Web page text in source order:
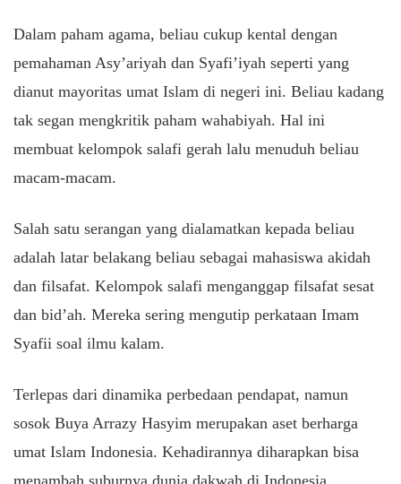
Dalam paham agama, beliau cukup kental dengan
pemahaman Asy’ariyah dan Syafi’iyah seperti yang
dianut mayoritas umat Islam di negeri ini. Beliau kadang
tak segan mengkritik paham wahabiyah. Hal ini
membuat kelompok salafi gerah lalu menuduh beliau
macam-macam.
Salah satu serangan yang dialamatkan kepada beliau
adalah latar belakang beliau sebagai mahasiswa akidah
dan filsafat. Kelompok salafi menganggap filsafat sesat
dan bid’ah. Mereka sering mengutip perkataan Imam
Syafii soal ilmu kalam.
Terlepas dari dinamika perbedaan pendapat, namun
sosok Buya Arrazy Hasyim merupakan aset berharga
umat Islam Indonesia. Kehadirannya diharapkan bisa
menambah suburnya dunia dakwah di Indonesia.